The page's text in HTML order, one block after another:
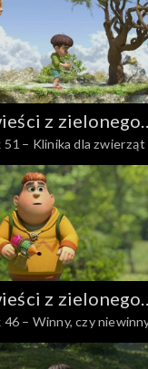
z zielonego
51 – Klinika dla zwierząt
z zielonego
46 – Winny, czy